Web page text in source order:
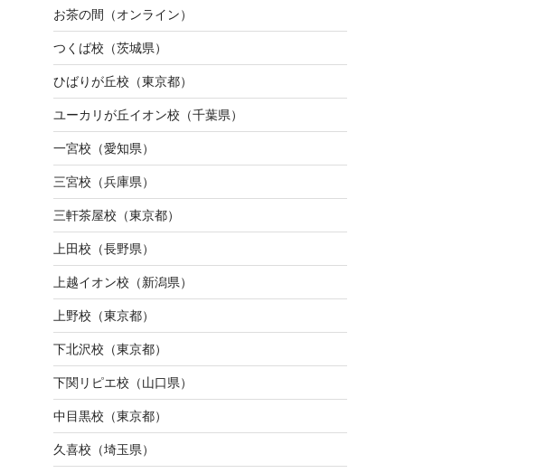
お茶の間（オンライン）
つくば校（茨城県）
ひばりが丘校（東京都）
ユーカリが丘イオン校（千葉県）
一宮校（愛知県）
三宮校（兵庫県）
三軒茶屋校（東京都）
上田校（長野県）
上越イオン校（新潟県）
上野校（東京都）
下北沢校（東京都）
下関リピエ校（山口県）
中目黒校（東京都）
久喜校（埼玉県）